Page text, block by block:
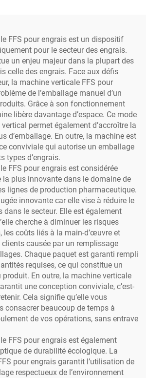
ou en papier
FFS pour engrais est un dispositif
pour le secteur des engrais.
un enjeu majeur dans la plupart des
celle des engrais. Face aux défis
la machine verticale FFS pour
de l’emballage manuel d’un
Grâce à son fonctionnement
libère davantage d’espace. Ce mode
permet également d’accroître la
d’emballage. En outre, la machine est
conviviale qui autorise un emballage
types d’engrais.
FFS pour engrais est considérée
plus innovante dans le domaine de
lignes de production pharmaceutique.
innovante car elle vise à réduire le
dans le secteur. Elle est également
cherche à diminuer les risques
les coûts liés à la main-d’œuvre et
clients causée par un remplissage
Chaque paquet est garanti rempli
requises, ce qui constitue un
produit. En outre, la machine verticale
une conception conviviale, c’est-
Cela signifie qu’elle vous
consacrer beaucoup de temps à
de vos opérations, sans entrave
FFS pour engrais est également
de durabilité écologique. La
pour engrais garantit l’utilisation de
respectueux de l’environnement